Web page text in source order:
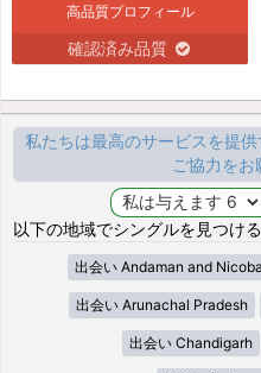
高品質プロフィール
確認済み品質
私たちは最高のサービスを提
ご協力をお
以下の地域でシングルを見つけ
出会い Andaman and
出会い Arunachal Pradesh
出会い Chandigarh